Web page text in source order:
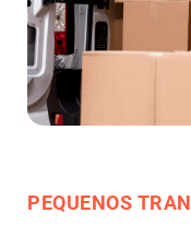
PEQUENOS